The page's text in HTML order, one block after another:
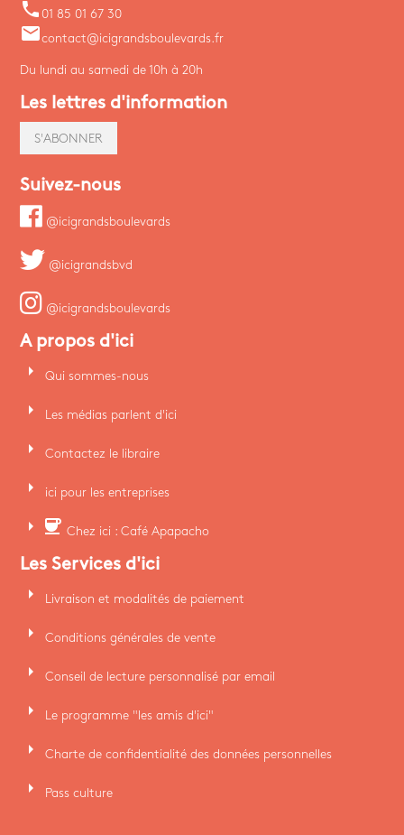
phone 01 85 01 67 30
emailcontact@icigrandsboulevards.fr
Du lundi au samedi de 10h à 20h
Les lettres d'information
S'ABONNER
Suivez-nous
@icigrandsboulevards
@icigrandsbvd
@icigrandsboulevards
A propos d'ici
arrow_right Qui sommes-nous
arrow_right Les médias parlent d'ici
arrow_right Contactez le libraire
arrow_right ici pour les entreprises
arrow_right coffee Chez ici : Café Apapacho
Les Services d'ici
arrow_right Livraison et modalités de paiement
arrow_right Conditions générales de vente
arrow_right Conseil de lecture personnalisé par email
arrow_right Le programme "les amis d'ici"
arrow_right Charte de confidentialité des données personnelles
arrow_right Pass culture